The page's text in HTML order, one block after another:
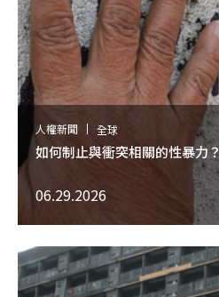
人權新聞 全球
如何制止與衝突相關的性暴力？
06.29.2026